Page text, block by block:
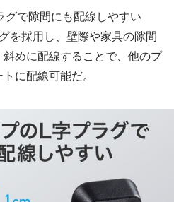
で隙間にも配線しやすい
を採用し、壁際や家具の隙間
めに配線することで、他のプ
に配線可能だ。